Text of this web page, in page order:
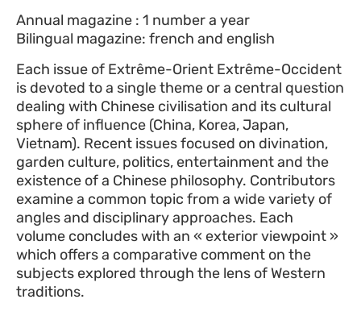
Annual magazine : 1 number a year
Bilingual magazine: french and english
Each issue of Extrême-Orient Extrême-Occident
is devoted to a single theme or a central question
dealing with Chinese civilisation and its cultural
sphere of influence (China, Korea, Japan,
Vietnam). Recent issues focused on divination,
garden culture, politics, entertainment and the
existence of a Chinese philosophy. Contributors
examine a common topic from a wide variety of
angles and disciplinary approaches. Each
volume concludes with an « exterior viewpoint »
which offers a comparative comment on the
subjects explored through the lens of Western
traditions.